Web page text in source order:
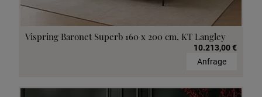
Vispring Baronet Superb 160 x 200 cm, KT Langley
10.213,00 €
Anfrage